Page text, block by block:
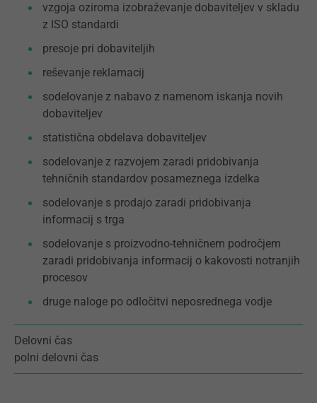
vzgoja oziroma izobraževanje dobaviteljev v skladu
z ISO standardi
presoje pri dobaviteljih
reševanje reklamacij
sodelovanje z nabavo z namenom iskanja novih
dobaviteljev
statistična obdelava dobaviteljev
sodelovanje z razvojem zaradi pridobivanja
tehničnih standardov posameznega izdelka
sodelovanje s prodajo zaradi pridobivanja
informacij s trga
sodelovanje s proizvodno-tehničnem področjem
zaradi pridobivanja informacij o kakovosti notranjih
procesov
druge naloge po odločitvi neposrednega vodje
Delovni čas
polni delovni čas